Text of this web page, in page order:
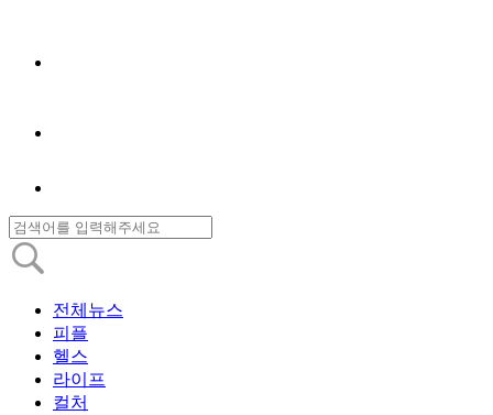
전체뉴스
피플
헬스
라이프
컬처